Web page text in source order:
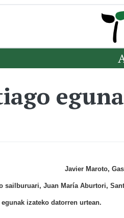
Javier Maroto,
sailburuari, Juan María Aburtori,
izateko datorren urtean.